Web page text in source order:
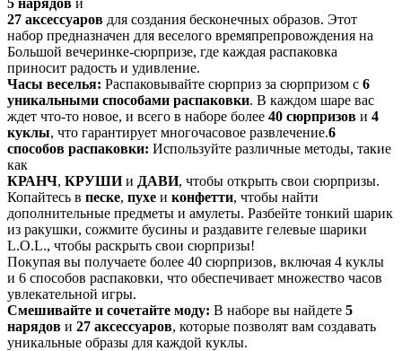
27 аксессуаров для создания бесконечных образов. Этот
набор предназначен для веселого времяпрепровождения на
Большой вечеринке-сюрпризе, где каждая распаковка
приносит радость и удивление.
Часы веселья: Распаковывайте сюрприз за сюрпризом с 6
уникальными способами распаковки. В каждом шаре вас
ждет что-то новое, и всего в наборе более 40 сюрпризов и 4
куклы, что гарантирует многочасовое развлечение.6
способов распаковки: Используйте различные методы, такие
как
КРАНЧ, КРУШИи ДАВИ, чтобы открыть свои сюрпризы.
Копайтесь в песке, пухе и конфетти, чтобы найти
дополнительные предметы и амулеты. Разбейте тонкий шарик
из ракушки, сожмите бусины и раздавите гелевые шарики
L.O.L., чтобы раскрыть свои сюрпризы!
Покупая вы получаете более 40 сюрпризов, включая 4 куклы
и 6 способов распаковки, что обеспечивает множество часов
увлекательной игры.
Смешивайте и сочетайте моду: В наборе вы найдете 5
нарядов и 27 аксессуаров, которые позволят вам создавать
уникальные образы для каждой куклы.